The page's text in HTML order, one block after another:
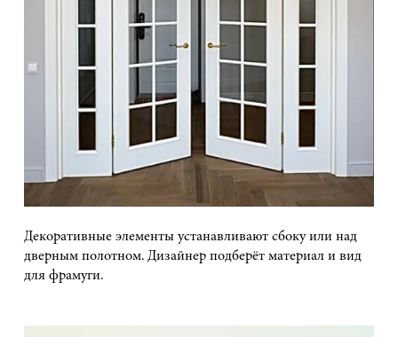
Декоративные элементы устанавливают сбоку или над
дверным полотном. Дизайнер подберёт материал и вид
для фрамуги.